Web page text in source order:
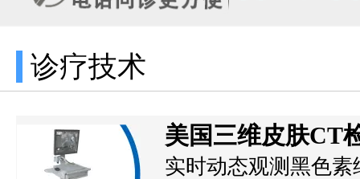
诊疗技术
美国三维皮肤CT
实时动态观测黑色